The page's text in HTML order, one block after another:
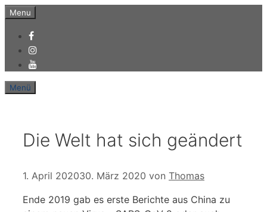
Zum
springen
Menu
Menü
Die Welt hat sich geändert
1. April 202030. März 2020 von Thomas
Ende 2019 gab es erste Berichte aus China zu